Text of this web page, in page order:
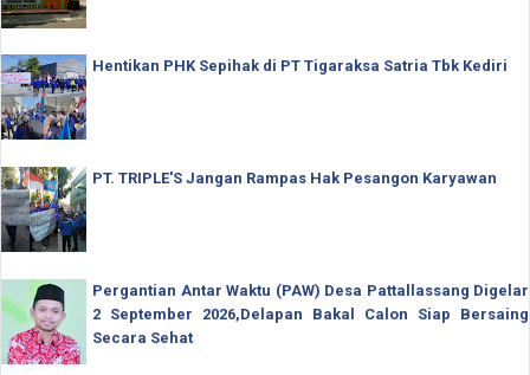
Hentikan PHK Sepihak di PT Tigaraksa Satria Tbk Kediri
PT. TRIPLE'S Jangan Rampas Hak Pesangon Karyawan
Pergantian Antar Waktu (PAW) Desa Pattallassang Digelar
2 September 2026,Delapan Bakal Calon Siap Bersaing
Secara Sehat